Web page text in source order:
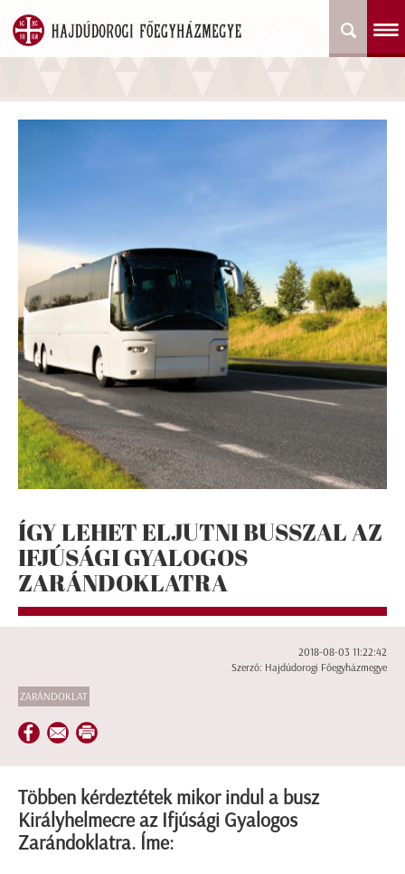
ÍGY LEHET ELJUTNI BUSSZAL AZ
IFJÚSÁGI GYALOGOS
ZARÁNDOKLATRA
2018-08-03 11:22:42
Szerző: Hajdúdorogi Főegyházmegye
ZARÁNDOKLAT
Többen kérdeztétek mikor indul a busz
Királyhelmecre az Ifjúsági Gyalogos
Zarándoklatra. Íme: